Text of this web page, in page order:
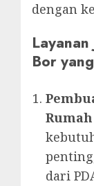
dengan
Bor
dari